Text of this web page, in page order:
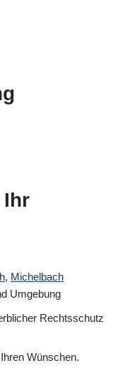
Ihr
, Michelbach
Umgebung
Rechtsschutz
Wünschen.